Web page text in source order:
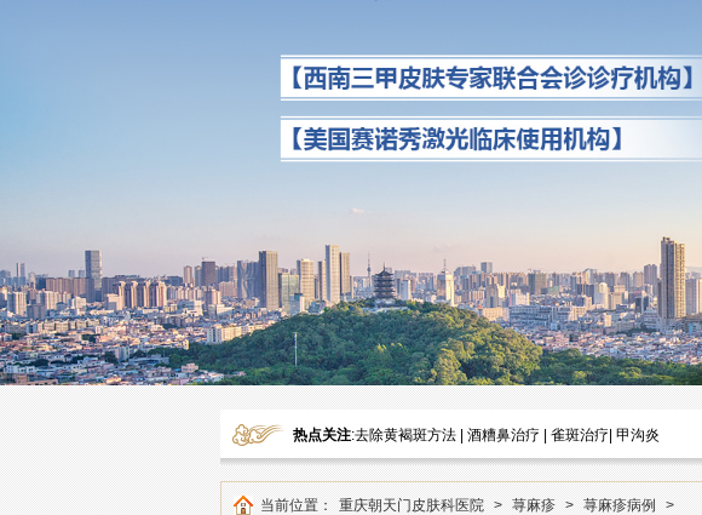
热点关注:去除黄褐斑方法 | 酒糟鼻治疗 | 雀斑治疗| 甲沟炎
当前位置： 重庆朝天门皮肤科医院 > 荨麻疹 > 荨麻疹病例 >